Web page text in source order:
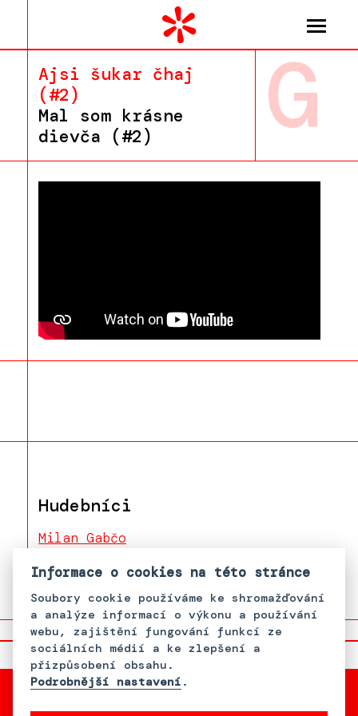
Ajsi šukar čhaj
(#2)
Mal som krásne
dievča (#2)
G
Hudebníci
Milan Gabčo
Informace o cookies na této stránce
Soubory cookie používáme ke shromažďování
a analýze informací o výkonu a používání
webu, zajištění fungování funkcí ze
sociálních médií a ke zlepšení a
přizpůsobení obsahu.
Podrobnější nastavení .